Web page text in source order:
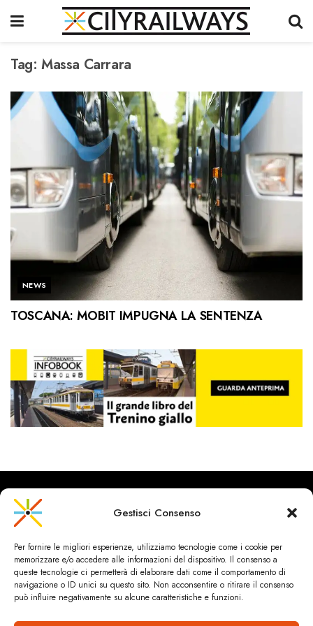
Gestisci Consenso
Per fornire le migliori esperienze, utilizziamo tecnologie come i cookie per
memorizzare e/o accedere alle informazioni del dispositivo. Il consenso a
queste tecnologie ci permetterà di elaborare dati come il comportamento di
navigazione o ID unici su questo sito. Non acconsentire o ritirare il consenso
può influire negativamente su alcune caratteristiche e funzioni.
Tag: Massa Carrara
NEWS
TOSCANA: MOBIT IMPUGNA LA SENTENZA
CityRailways è un sito indipendente che discute argomenti di
urbanistica e trasporto collettivo argomentando con metodo
scientifico sulla base di dati ed esperienze.
HOME CHI SIAMO & CONTATTI PRIVACY & COOKIES